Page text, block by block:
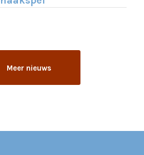
Meer nieuws